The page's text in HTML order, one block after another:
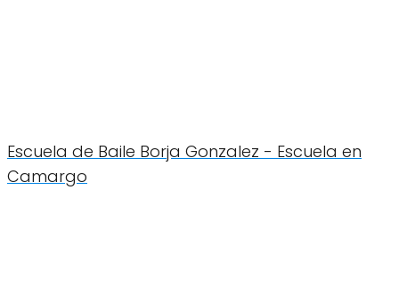
Escuela de Baile Borja Gonzalez - Escuela en
Camargo